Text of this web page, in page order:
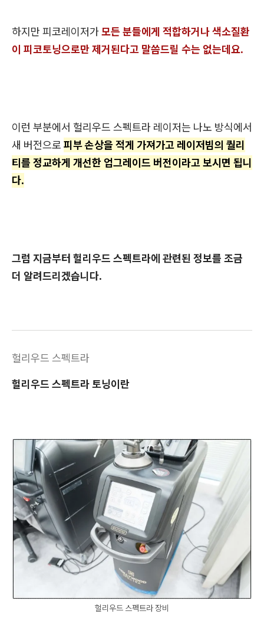
하지만 피코레이저가모든 분들에게 적합하거나 색소질환
이 피코토닝으로만 제거된다고 말씀드릴 수는 없는데요.
이런 부분에서 헐리우드 스펙트라 레이저는 나노 방식에서
새 버전으로 피부 손상을 적게 가져가고 레이저빔의 퀄리
티를 정교하게 개선한 업그레이드 버전이라고 보시면 됩니
다.
그럼 지금부터 헐리우드 스펙트라에 관련된 정보를 조금
더 알려드리겠습니다.
헐리우드 스펙트라
헐리우드 스펙트라 토닝이란
헐리우드 스펙트라 장비